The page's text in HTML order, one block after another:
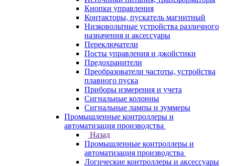
Кнопки управления
Контакторы, пускатель магнитный
Низковольтные устройства различного
назначения и аксессуары
Переключатели
Посты управления и джойстики
Предохранители
Преобразователи частоты, устройства
плавного пуска
Приборы измерения и учета
Сигнальные колонны
Сигнальные лампы и зуммеры
Промышленные контроллеры и
автоматизация производства
Назад
Промышленные контроллеры и
автоматизация производства
Логические контроллеры и аксессуары